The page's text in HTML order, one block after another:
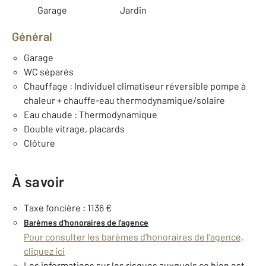
Garage Jardin
Général
Garage
WC séparés
Chauffage : Individuel climatiseur réversible pompe à
chaleur + chauffe-eau thermodynamique/solaire
Eau chaude : Thermodynamique
Double vitrage, placards
Clôture
À savoir
Taxe foncière : 1136 €
Barèmes d'honoraires de l'agence
Pour consulter les barèmes d'honoraires de l'agence,
cliquez ici